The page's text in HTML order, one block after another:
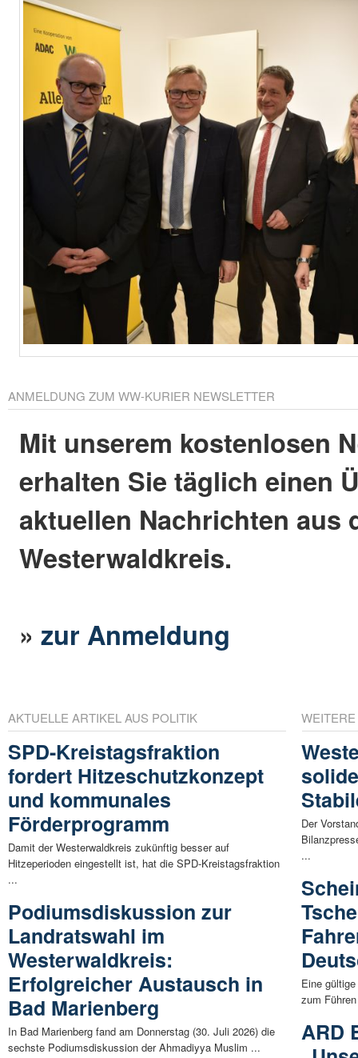
ANMELDUNG ZUM WW-KURIER NEWSLETTER
Mit unserem kostenlosen
erhalten Sie täglich einen
aktuellen Nachrichten aus
Westerwaldkreis.
»zur Anmeldung
AKTUELLE ARTIKEL AUS POLITIK
SPD-Kreistagsfraktion
fordert Hitzeschutzkonzept
und kommunales
Förderprogramm
Damit der Westerwaldkreis zukünftig besser auf
Hitzeperioden eingestellt ist, hat die SPD-Kreistagsfraktion
...
Podiumsdiskussion zur
Landratswahl im
Westerwaldkreis:
Erfolgreicher Austausch in
Bad Marienberg
In Bad Marienberg fand am Donnerstag (30. Juli 2026) die
sechste Podiumsdiskussion der Ahmadiyya Muslim ...
Der
...
Eine
zum
ARD